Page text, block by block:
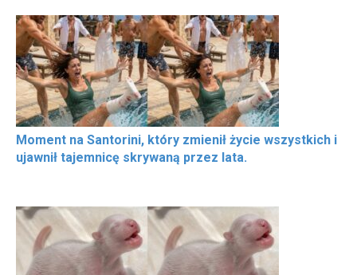
Moment na Santorini, który zmienił życie wszystkich i
ujawnił tajemnicę skrywaną przez lata.